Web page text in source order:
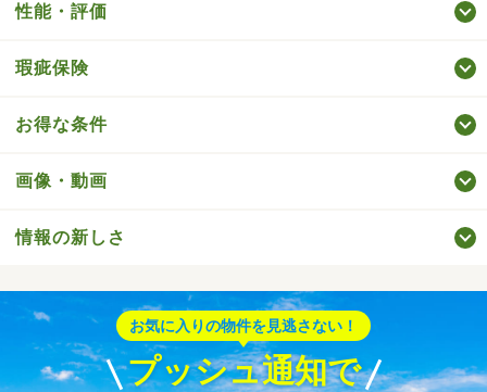
性能・評価
瑕疵保険
お得な条件
画像・動画
情報の新しさ
お気に入りの物件を見逃さない！
プッシュ通知で